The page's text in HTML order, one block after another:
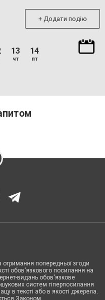
+ Додати подію
13
чт
14
пт
отримання попередньої згоди
обов'язкового посилання на
видань обов'язкове
систем гіперпосилання
в тексті або в якості джерела.
Законом.